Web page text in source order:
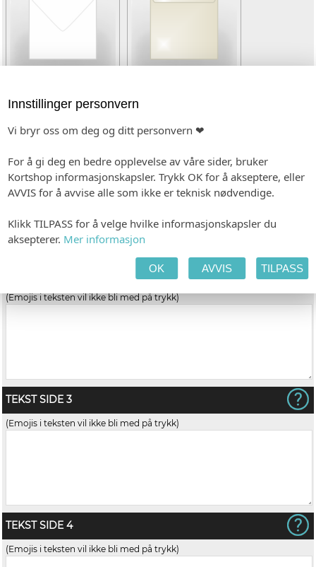
Hvit (kvadratisk)
(Emojis i teksten vil ikke bli med på trykk)
(Emojis i teksten vil ikke bli med på trykk)
TEKST SIDE 3
(Emojis i teksten vil ikke bli med på trykk)
TEKST SIDE 4
(Emojis i teksten vil ikke bli med på trykk)
Innstillinger personvern
Vi bryr oss om deg og ditt personvern ❤
For å gi deg en bedre opplevelse av våre sider, bruker
Kortshop informasjonskapsler. Trykk OK for å akseptere, eller
AVVIS for å avvise alle som ikke er teknisk nødvendige.
Klikk TILPASS for å velge hvilke informasjonskapsler du
aksepterer. Mer informasjon
OK AVVIS TILPASS